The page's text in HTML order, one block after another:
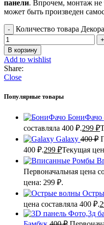
панели. Впрочем, монтаж не
может быть произведен
Количество товара
В корзину
Add to wishlist
Share:
Close
Популярные товары
БониФачо
составляла 400 ₽.299 ₽
Galaxy 400₽
400 ₽.299 ₽Текущая
Первоначальная цена
цена: 299 ₽.
цена составляла 400 ₽.